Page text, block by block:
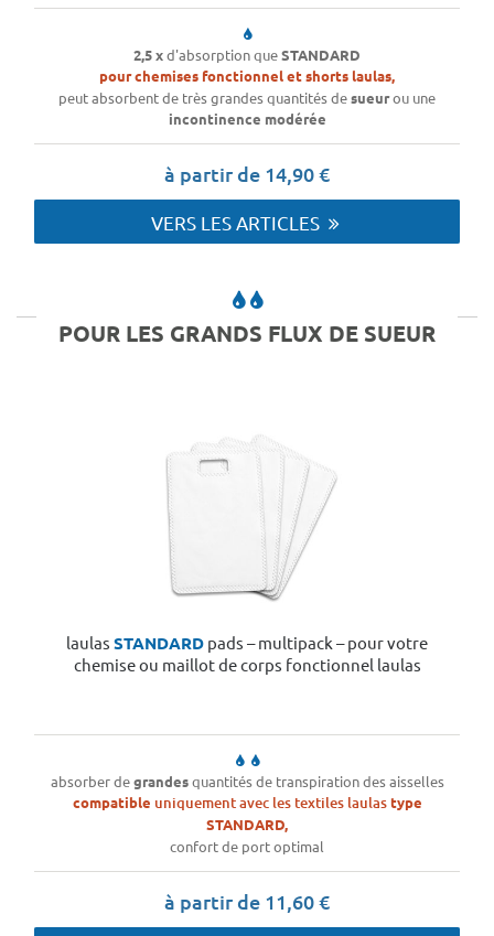
2,5 xd'absorption queSTANDARD
pour chemises fonctionnel et shorts laulas,
peut absorbent de très grandes quantités desueurou une
incontinence modérée
à partir de 14,90 €
VERS LES ARTICLES
POUR LES GRANDS FLUX DE SUEUR
laulas STANDARD pads – multipack – pour votre
chemise ou maillot de corps fonctionnel laulas
absorber degrandesquantités de transpiration des aisselles
compatible uniquement avec les textiles laulastype
STANDARD,
confort de port optimal
à partir de 11,60 €